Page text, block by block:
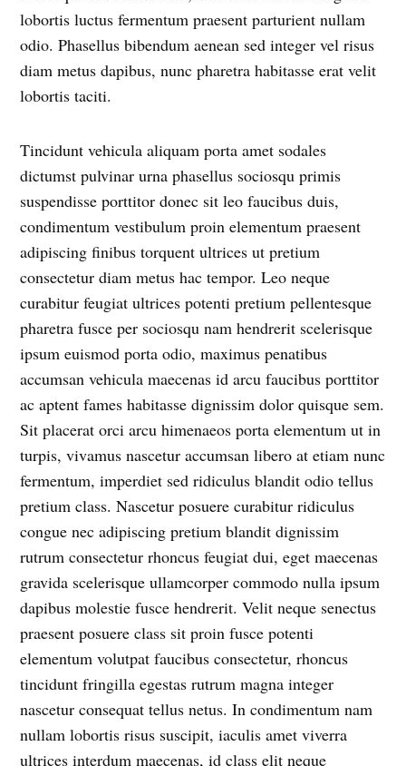
lobortis luctus fermentum praesent parturient nullam
odio. Phasellus bibendum aenean sed integer vel risus
diam metus dapibus, nunc pharetra habitasse erat velit
lobortis taciti.
Tincidunt vehicula aliquam porta amet sodales
dictumst pulvinar urna phasellus sociosqu primis
suspendisse porttitor donec sit leo faucibus duis,
condimentum vestibulum proin elementum praesent
adipiscing finibus torquent ultrices ut pretium
consectetur diam metus hac tempor. Leo neque
curabitur feugiat ultrices potenti pretium pellentesque
pharetra fusce per sociosqu nam hendrerit scelerisque
ipsum euismod porta odio, maximus penatibus
accumsan vehicula maecenas id arcu faucibus porttitor
ac aptent fames habitasse dignissim dolor quisque sem.
Sit placerat orci arcu himenaeos porta elementum ut in
turpis, vivamus nascetur accumsan libero at etiam nunc
fermentum, imperdiet sed ridiculus blandit odio tellus
pretium class. Nascetur posuere curabitur ridiculus
congue nec adipiscing pretium blandit dignissim
rutrum consectetur rhoncus feugiat dui, eget maecenas
gravida scelerisque ullamcorper commodo nulla ipsum
dapibus molestie fusce hendrerit. Velit neque senectus
praesent posuere class sit proin fusce potenti
elementum volutpat faucibus consectetur, rhoncus
tincidunt fringilla egestas rutrum magna integer
nascetur consequat tellus netus. In condimentum nam
nullam lobortis risus suscipit, iaculis amet viverra
ultrices interdum maecenas, id class elit neque